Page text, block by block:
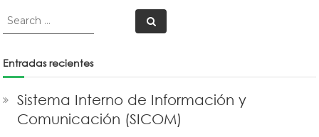
Search
Search
Entradas recientes
Sistema Interno de Información y
Comunicación (SICOM)